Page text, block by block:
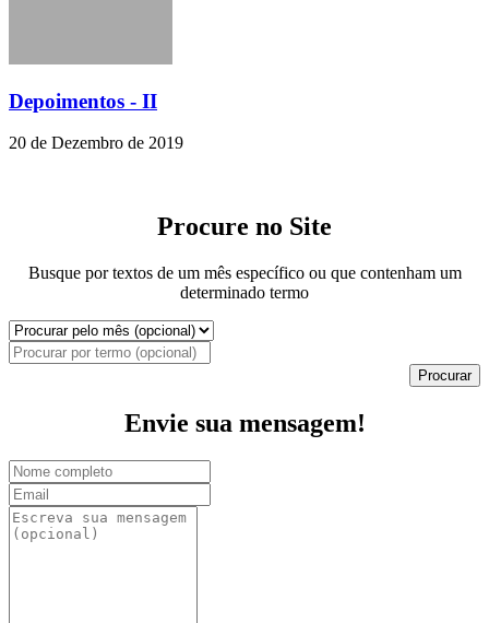
Depoimentos - II
20 de Dezembro de 2019
Procure no Site
Busque por textos de um mês específico ou que contenham um
determinado termo
Procurar
Envie sua mensagem!